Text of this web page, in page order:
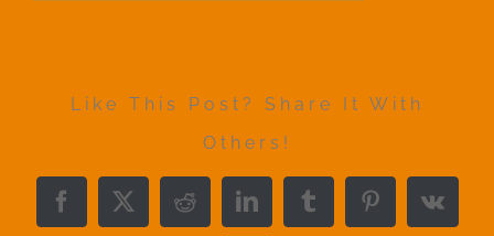
Like This Post? Share It With
Others!
Facebook
X RedditLinkedInTumblrPinterest
Vk